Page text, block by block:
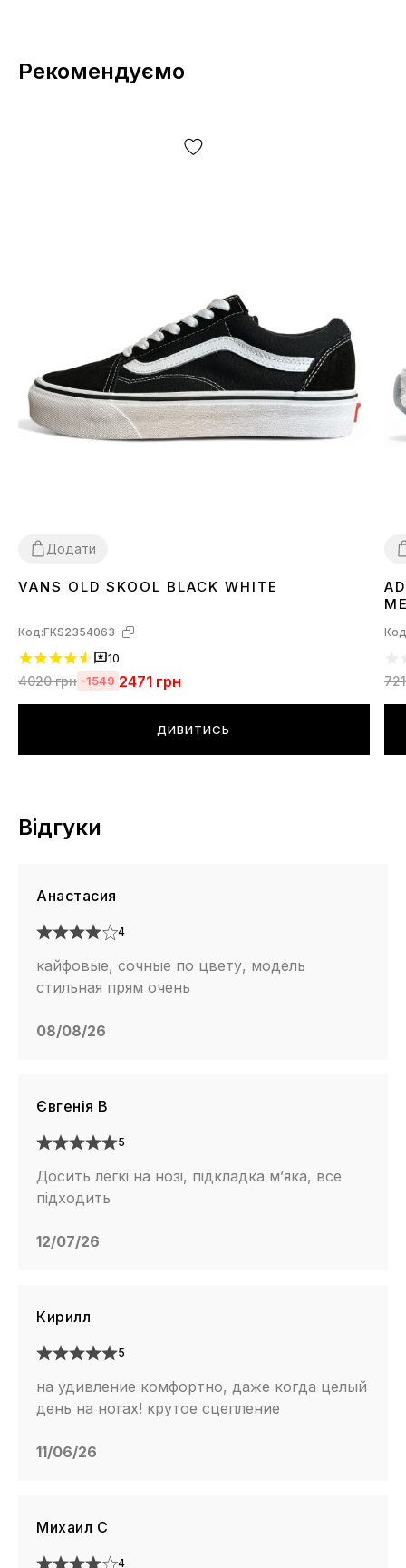
Рекомендуємо
Додати
3637 384344
VANS OLD SKOOL BLACK WHITE
Код:FKS2354063
10
4020грн -1549 2471 грн
ДИВИТИСЬ
Відгуки
Анастасия
4
кайфовые, сочные по цвету, модель
стильная прям очень
08/08/26
Євгенія В
5
Досить легкі на нозі, підкладка м’яка, все
підходить
12/07/26
Кирилл
5
на удивление комфортно, даже когда целый
день на ногах! крутое сцепление
11/06/26
Михаил С
4